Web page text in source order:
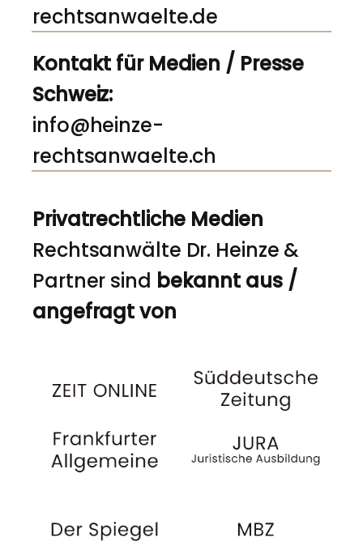
rechtsanwaelte.de
Kontakt für Medien / Presse
Schweiz:
info@heinze-
rechtsanwaelte.ch
Privatrechtliche Medien
Rechtsanwälte Dr. Heinze &
Partner sind bekannt aus /
angefragt von